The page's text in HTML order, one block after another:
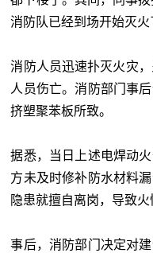
消防队已经到场开始灭火
消防人员迅速扑灭火灾
人员伤亡。消防部门事
挤塑聚苯板所致。
据悉，当日上述电焊动
方未及时修补防水材料
隐患就擅自离岗，导致火
事后，消防部门决定对